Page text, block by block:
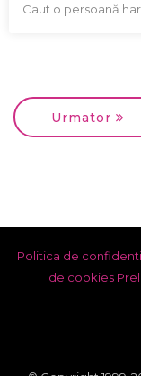
Caut o persoană
Urmator
Politica de
de cookies